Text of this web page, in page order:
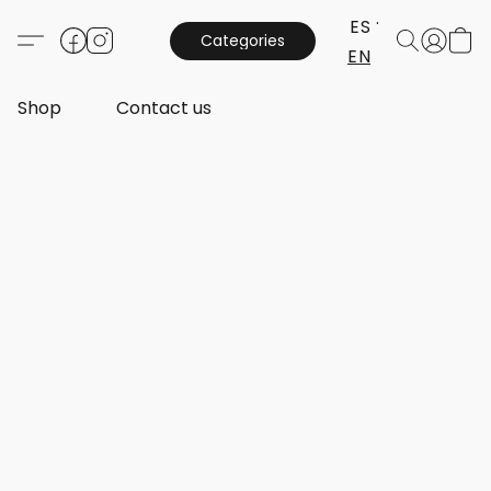
Categories
ES
EN
Shop Contact us